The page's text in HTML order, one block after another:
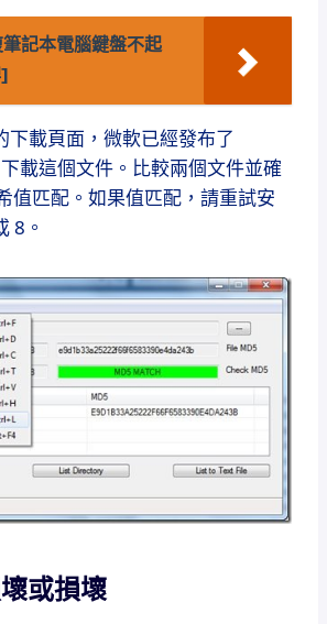
記本電腦鍵盤不起
下載頁面，微軟已經發布了
載這個文件。 比較兩個文件並確
值匹配。 如果值匹配，請重試安
8。
或損壞